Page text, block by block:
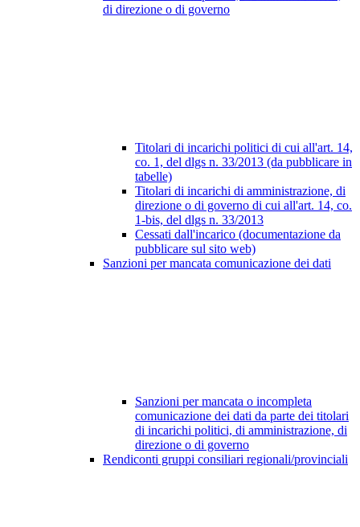
di direzione o di governo
Titolari di incarichi politici di cui all'art. 14,
co. 1, del dlgs n. 33/2013 (da pubblicare in
tabelle)
Titolari di incarichi di amministrazione, di
direzione o di governo di cui all'art. 14, co.
1-bis, del dlgs n. 33/2013
Cessati dall'incarico (documentazione da
pubblicare sul sito web)
Sanzioni per mancata comunicazione dei dati
Sanzioni per mancata o incompleta
comunicazione dei dati da parte dei titolari
di incarichi politici, di amministrazione, di
direzione o di governo
Rendiconti gruppi consiliari regionali/provinciali